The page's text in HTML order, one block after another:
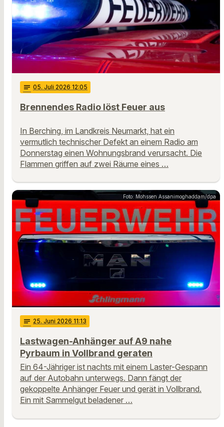
notes 05. Juli 2026 12:05
Brennendes Radio löst Feuer aus
In Berching, im Landkreis Neumarkt, hat ein
vermutlich technischer Defekt an einem Radio am
Donnerstag einen Wohnungsbrand verursacht. Die
Flammen griffen auf zwei Räume eines …
Foto: Mohssen Assanimoghaddam/dpa
notes 25. Juni 2026 11:13
Lastwagen-Anhänger auf A9 nahe
Pyrbaum in Vollbrand geraten
Ein 64-Jähriger ist nachts mit einem Laster-Gespann
auf der Autobahn unterwegs. Dann fängt der
gekoppelte Anhänger Feuer und gerät in Vollbrand.
Ein mit Sammelgut beladener …